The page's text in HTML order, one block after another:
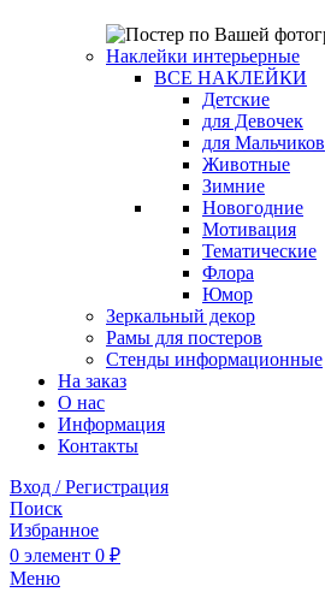
Наклейки интерьерные
ВСЕ НАКЛЕЙКИ
Детские
для Девочек
для Мальчиков
Животные
Зимние
Новогодние
Мотивация
Тематические
Флора
Юмор
Зеркальный декор
Рамы для постеров
Стенды информационные
На заказ
О нас
Информация
Контакты
Вход / Регистрация
Поиск
Избранное
0 элемент 0 ₽
Меню